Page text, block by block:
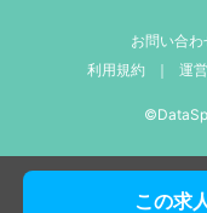
お問い合わ
利用規約
｜ 運
この求